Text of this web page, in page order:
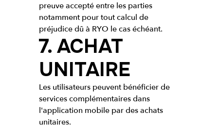
preuve accepté entre les parties
notamment pour tout calcul de
préjudice dû à RYO le cas échéant.
7. ACHAT
UNITAIRE
Les utilisateurs peuvent bénéficier de
services complémentaires dans
l'application mobile par des achats
unitaires.